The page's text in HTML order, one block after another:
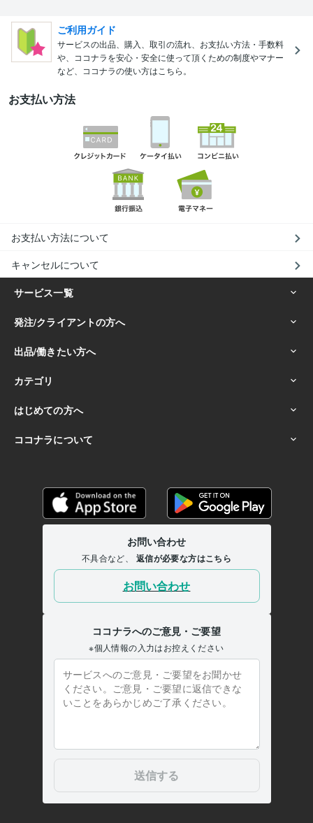
ご利用ガイド
サービスの出品、購入、取引の流れ、お支払い方法・手数料
や、ココナラを安心・安全に使って頂くための制度やマナー
など、ココナラの使い方はこちら。
お支払い方法
お支払い方法について
キャンセルについて